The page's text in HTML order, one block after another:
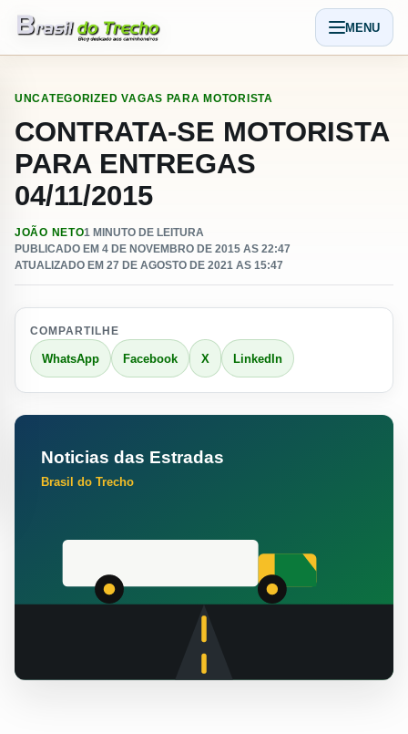
Abrir
MENU
UNCATEGORIZED VAGAS PARA MOTORISTA
CONTRATA-SE MOTORISTA
PARA ENTREGAS
04/11/2015
JOÃO NETO1 MINUTO DE LEITURA
PUBLICADO EM 4 DE NOVEMBRO DE 2015 AS 22:47
ATUALIZADO EM 27 DE AGOSTO DE 2021 AS 15:47
COMPARTILHE
WhatsApp Facebook X LinkedIn